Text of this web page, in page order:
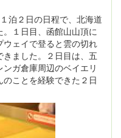
泊２日の日程で、北海道
１日目、函館山山頂に
ェイで登ると雲の切れ
ました。２日目は、五
ガ倉庫周辺のベイエリ
ことを経験できた２日